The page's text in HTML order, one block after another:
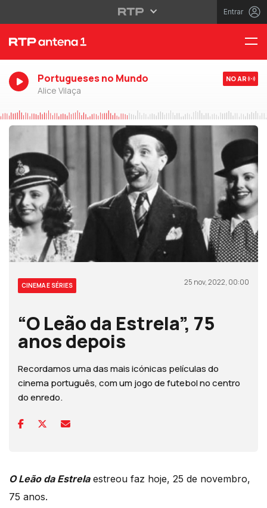
Entrar
Portugueses no Mundo
Alice Vilaça
NO AR
CINEMA E SÉRIES 25 nov, 2022, 00:00
“O Leão da Estrela”, 75
anos depois
Recordamos uma das mais icónicas películas do
cinema português, com um jogo de futebol no centro
do enredo.
O Leão da Estrelaestreou faz hoje, 25 de novembro,
75 anos.